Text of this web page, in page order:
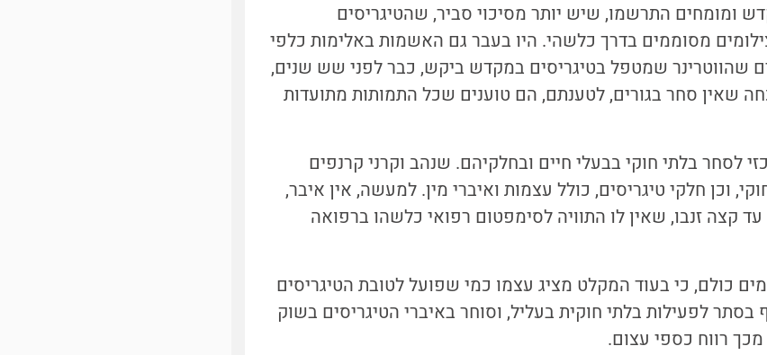
ומומחים התרשמו, שיש יותר מסיכוי סביר, שהטיגריסים
מסוממים בדרך כלשהי. היו בעבר גם האשמות באלימות כלפי
שהווטרינר שמטפל בטיגריסים במקדש ביקש, כבר לפני שש שנים,
שאין סחר בגורים, לטענתם, הם טוענים שכל התמותות מתועדות
לסחר בלתי חוקי בבעלי חיים ובחלקיהם. שנהב וקרני קרנפים
וכן חלקי טיגריסים, כולל עצמות ואיברי מין. למעשה, אין איבר,
קצה זנבו, שאין לו התוויה לסימפטום רפואי כלשהו ברפואה
כולם, כי בעוד המקלט מציג עצמו כמי שפועל לטובת הטיגריסים
לפעילות בלתי חוקית בעליל, וסוחר באיברי הטיגריסים בשוק
רווח כספי עצום.